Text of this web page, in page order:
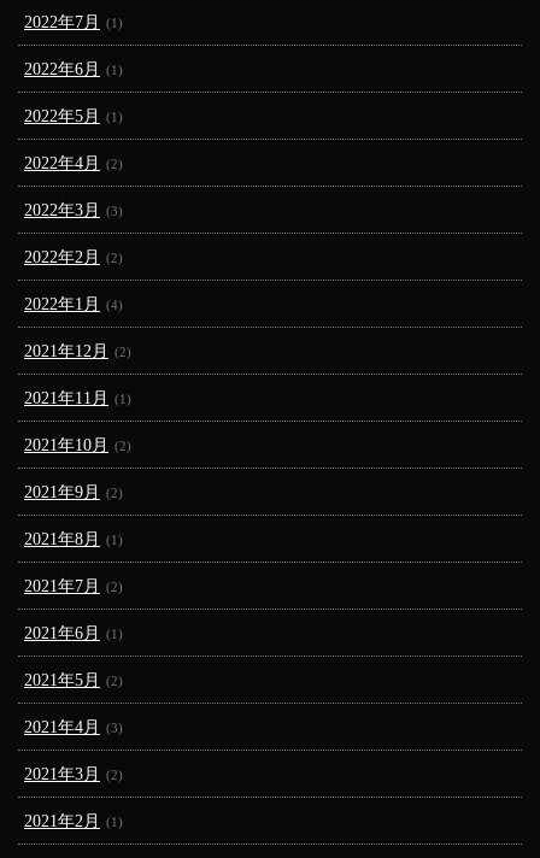
2022年7月 (1)
2022年6月 (1)
2022年5月 (1)
2022年4月 (2)
2022年3月 (3)
2022年2月 (2)
2022年1月 (4)
2021年12月 (2)
2021年11月 (1)
2021年10月 (2)
2021年9月 (2)
2021年8月 (1)
2021年7月 (2)
2021年6月 (1)
2021年5月 (2)
2021年4月 (3)
2021年3月 (2)
2021年2月 (1)